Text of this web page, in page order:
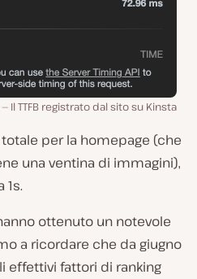
Il TTFB registrato dal sito su Kinsta
per la homepage (che
una ventina di immagini),
ottenuto un notevole
a ricordare che da giugno
effettivi fattori di ranking